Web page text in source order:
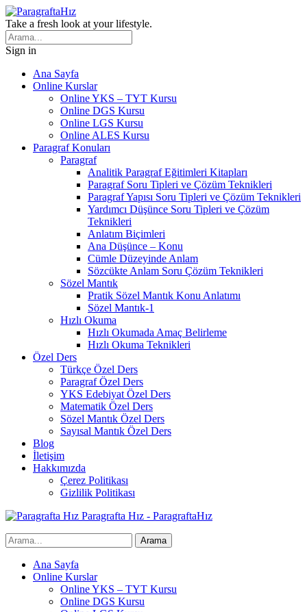
Take a fresh look at your lifestyle.
Sign in
Ana Sayfa
Online Kurslar
Online YKS – TYT Kursu
Online DGS Kursu
Online LGS Kursu
Online ALES Kursu
Paragraf Konuları
Paragraf
Analitik Paragraf Eğitimleri Kitapları
Paragraf Soru Tipleri ve Çözüm Teknikleri
Paragraf Yapısı Soru Tipleri ve Çözüm Teknikleri
Yardımcı Düşünce Soru Tipleri ve Çözüm
Teknikleri
Anlatım Biçimleri
Ana Düşünce – Konu
Cümle Düzeyinde Anlam
Sözcükte Anlam Soru Çözüm Teknikleri
Sözel Mantık
Pratik Sözel Mantık Konu Anlatımı
Sözel Mantık-1
Hızlı Okuma
Hızlı Okumada Amaç Belirleme
Hızlı Okuma Teknikleri
Özel Ders
Türkçe Özel Ders
Paragraf Özel Ders
YKS Edebiyat Özel Ders
Matematik Özel Ders
Sözel Mantık Özel Ders
Sayısal Mantık Özel Ders
Blog
İletişim
Hakkımızda
Çerez Politikası
Gizlilik Politikası
Paragrafta Hız - ParagraftaHız
Ana Sayfa
Online Kurslar
Online YKS – TYT Kursu
Online DGS Kursu